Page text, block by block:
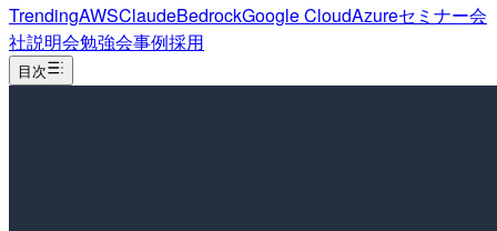
TrendingAWSClaudeBedrockGoogle CloudAzureセミナー会
社説明会勉強会事例採用
目次